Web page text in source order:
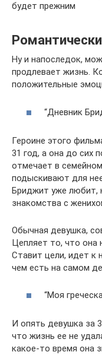
будет прежним
Ну и напоследок,
продлевает жизнь.
положительные
“Дневник
Героине этого
31 год, а она до сих
отмечает в
подыскивают для
Бриджит уже любит,
знакомства с
Обычная девушка,
Цепляет то, что она
Ставит цели, идет к
чем есть на самом
“Моя
И опять девушка за
что жизнь ее не
какое-то время она